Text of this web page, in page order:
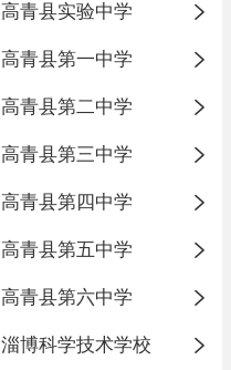
高青县实验中学
高青县第一中学
高青县第二中学
高青县第三中学
高青县第四中学
高青县第五中学
高青县第六中学
淄博科学技术学校